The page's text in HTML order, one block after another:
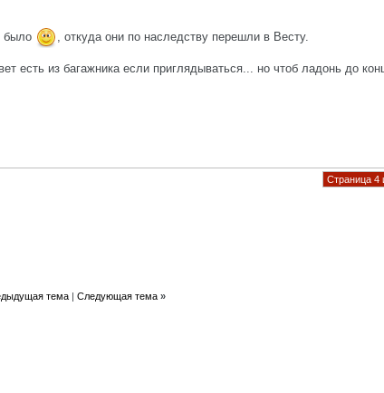
было , откуда они по наследству перешли в Весту.
есть из багажника если приглядываться... но чтоб ладонь до
Страница 4
тема| Следующая тема »